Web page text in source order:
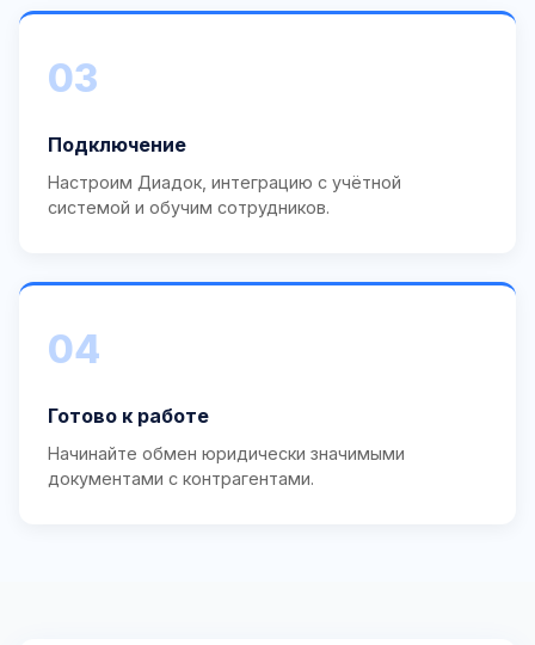
03
Подключение
Настроим Диадок, интеграцию с учётной
системой и обучим сотрудников.
04
Готово к работе
Начинайте обмен юридически значимыми
документами с контрагентами.